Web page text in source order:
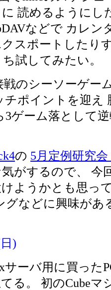
読めるようにし
などで カレン
スポートしたり
試してみたい。
のシーソーゲー
チポイントを迎え
3ゲーム落として
の 5月定例研究会
がするので、 今
ようかとも思っ
グなどに興味があ
)
サーバ用に買った
る。 初のCubeマ